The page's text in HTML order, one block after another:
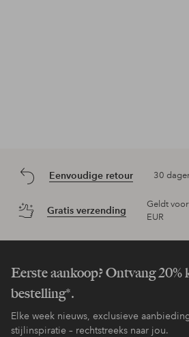
Eenvoudige retour 30
Gratis verzending
Geldt
EUR
Eerste aankoop? Ontvang 20%
bestelling*.
Elke week nieuws, exclusieve
stijlinspiratie – rechtstreeks naar jou.